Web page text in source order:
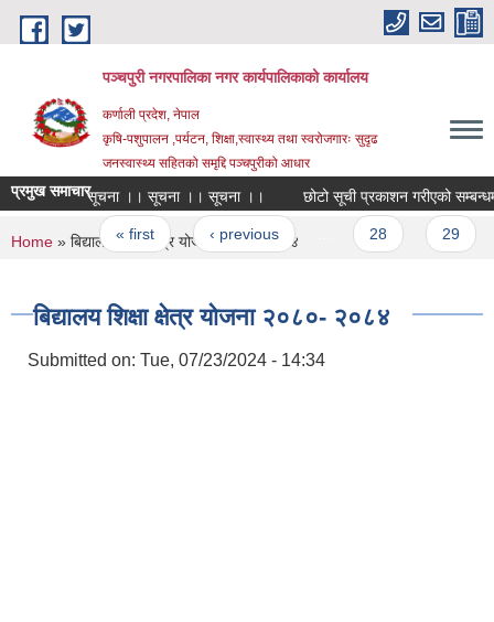
Skip to main content
पञ्चपुरी नगरपालिका नगर कार्यपालिकाको कार्यालय
कर्णाली प्रदेश, नेपाल
कृषि-पशुपालन ,पर्यटन, शिक्षा,स्वास्थ्य तथा स्वरोजगारः सुदृढ
जनस्वास्थ्य सहितको समृद्दि पञ्चपुरीको आधार
प्रमुख समाचारसूचना ।। सूचना ।। सूचना ।। छोटो सूची प्रकाशन गरीएको सम्बन्धमा ।
Pages
« first ‹ previous …
You are here
Home » बिद्यालय शिक्षा क्षेत्र योजना २०८०- २०८४
बिद्यालय शिक्षा क्षेत्र योजना २०८०- २०८४
Submitted on: Tue, 07/23/2024 - 14:34